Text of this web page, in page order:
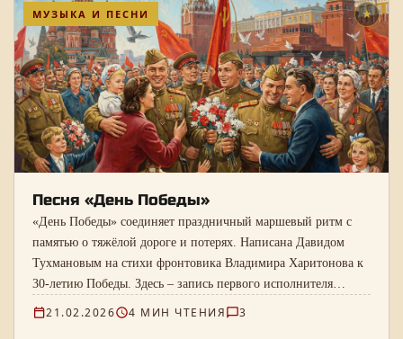
МУЗЫКА И ПЕСНИ ★
Песня «День Победы»
«День Победы» соединяет праздничный маршевый ритм с
памятью о тяжёлой дороге и потерях. Написана Давидом
Тухмановым на стихи фронтовика Владимира Харитонова к
30-летию Победы. Здесь – запись первого исполнителя
Леонида Сметанникова, текст и ноты.
21.02.2026 4 МИН ЧТЕНИЯ 3